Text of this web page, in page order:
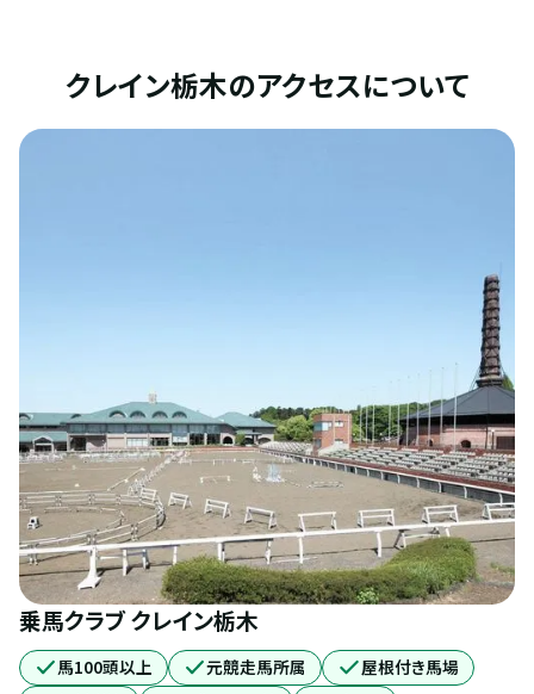
クレイン栃木のアクセスについて
乗馬クラブ クレイン栃木
馬100頭以上 元競走馬所属
屋根付き馬場